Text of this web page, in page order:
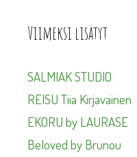
Viimeksi lisätyt
SALMIAK STUDIO
REISU Tiia Kirjavainen
EKORU by LAURASE
Beloved by Brunou